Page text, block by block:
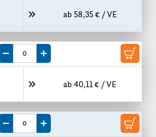
ab 58,35 € / VE
ab 40,11 € / VE
Menge um eine VE reduzieren
Menge um eine VE erhöhen
Menge um eine VE reduzieren
Menge um eine VE erhöhen